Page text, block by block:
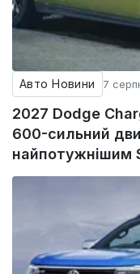
Авто Новини 7
2027 Dodge
600-сильний
найпотужнішим